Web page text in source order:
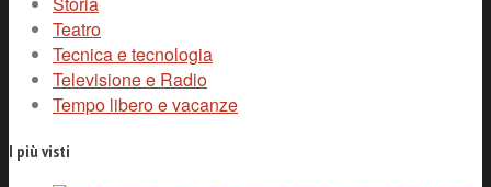
Teatro
Tecnica e tecnologia
Televisione e Radio
Tempo libero e vacanze
I più visti